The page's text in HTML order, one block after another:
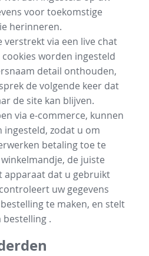
voor toekomstige
herinneren.
verstrekt via een live chat
worden ingesteld
detail onthouden,
de volgende keer dat
de site kan blijven.
via e-commerce, kunnen
ingesteld, zodat u om
betaling toe te
de juiste
apparaat dat u gebruikt
uw gegevens
te maken, en stelt
bestelling .